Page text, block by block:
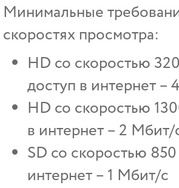
Минимальные
скоростях просмотра:
HD со скоростью
доступ в интернет –
HD со скоростью
в интернет – 2
SD со скоростью
интернет – 1 Mбит/c